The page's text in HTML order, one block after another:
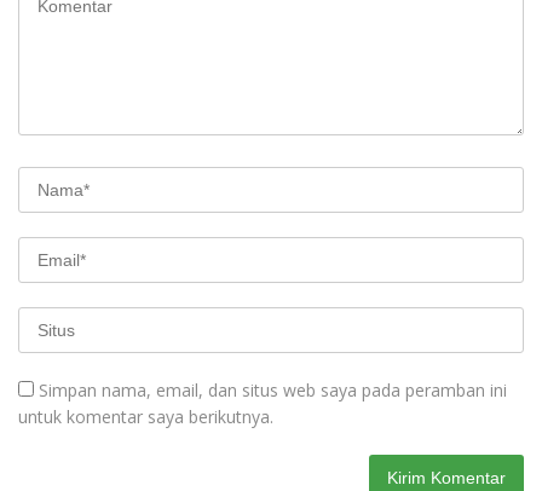
Simpan nama, email, dan situs web saya pada peramban ini
untuk komentar saya berikutnya.